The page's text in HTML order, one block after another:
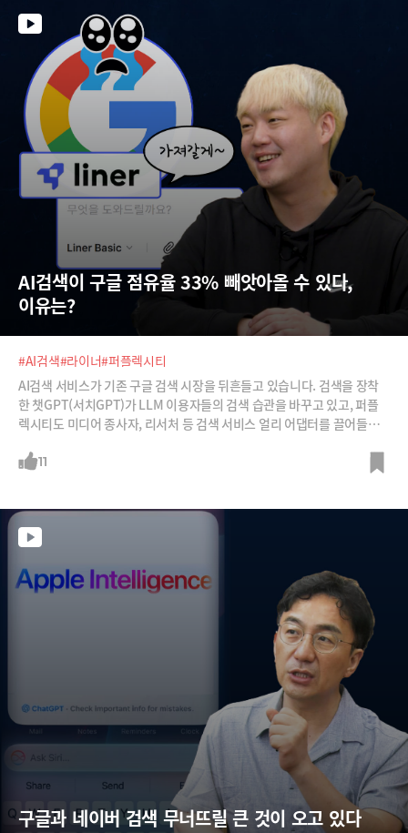
AI검색이 구글 점유율 33% 빼앗아올 수 있다,
이유는?
#AI검색#라이너#퍼플렉시티
AI검색 서비스가 기존 구글 검색 시장을 뒤흔들고 있습니다. 검색을 장착
한 챗GPT(서치GPT)가 LLM 이용자들의 검색 습관을 바꾸고 있고, 퍼플
렉시티도 미디어 종사자, 리서처 등 검색 서비스 얼리 어댑터를 끌어들이
생들 사이에서 인기를 끌고 있죠.기존 구글 검색으로 일원화 되었던 다양
고 AI검색의 영향력 증대는 인터넷 세상에 어떤 영향을 미치게 될까요? AI
검색 라이너를 서비스하고 있는 김진우 대표로부터 직접 들어봅니다.
11
구글과 네이버 검색 무너뜨릴 큰 것이 오고 있다